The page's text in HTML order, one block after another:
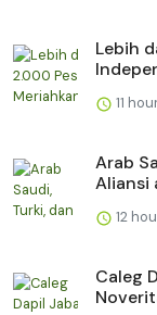
Lebih
11
Arab
Aliansi
12
Caleg